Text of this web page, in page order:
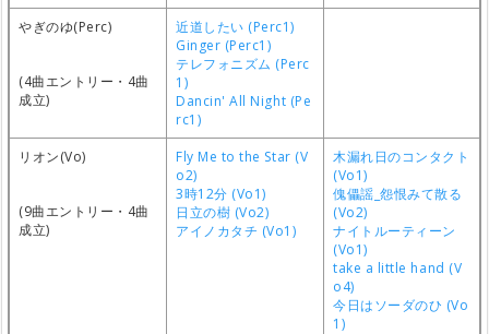
やぎのゆ(Perc)
(4曲エントリー・4曲
成立)
近道したい (Perc1)
Ginger (Perc1)
テレフォニズム (Perc
1)
Dancin' All Night (Pe
rc1)
リオン(Vo)
(9曲エントリー・4曲
成立)
Fly Me to the Star (V
o2)
3時12分 (Vo1)
日立の樹 (Vo2)
アイノカタチ (Vo1)
木漏れ日のコンタクト
(Vo1)
傀儡謡_怨恨みて散る
(Vo2)
ナイトルーティーン
(Vo1)
take a little hand (V
o4)
今日はソーダのひ (Vo
1)